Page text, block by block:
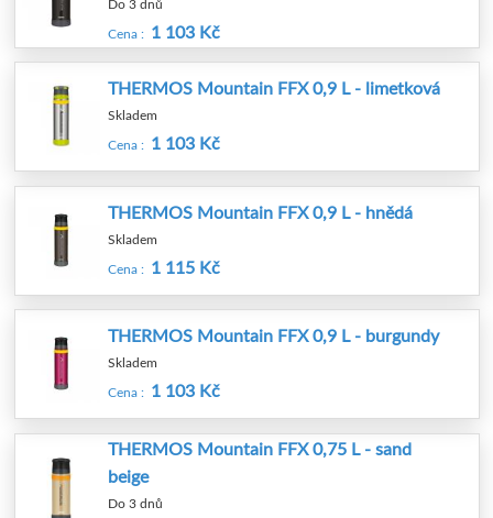
Do 3 dnů
Cena : 1 103 Kč
THERMOS Mountain FFX 0,9 L - limetková
Skladem
Cena : 1 103 Kč
THERMOS Mountain FFX 0,9 L - hnědá
Skladem
Cena : 1 115 Kč
THERMOS Mountain FFX 0,9 L - burgundy
Skladem
Cena : 1 103 Kč
THERMOS Mountain FFX 0,75 L - sand
beige
Do 3 dnů